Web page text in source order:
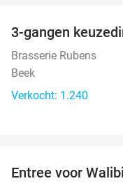
3-gangen
Brasserie Rubens
Beek
Verkocht: 1.240
Entree voor